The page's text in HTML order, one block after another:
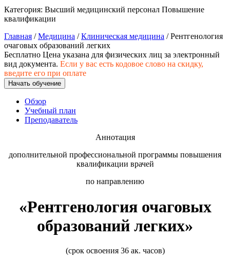
Управление административно-
хозяйственной деятельностью
Техника-технологии
Прикладная геология, горное дело,
Техника и технологии наземного
Техника и технологии строительства
Ядерная энергетика и технологии
Культура и спорт
Физкультура и спорт
Категория: Высший медицинский персонал Повышение
квалификации
Главная /Медицина /Клиническая медицина / Рентгенология
очаговых образований легких
Бесплатно Цена указана для физических лиц за электронный
вид документа. Если у вас есть кодовое слово на скидку,
введите его при оплате
Начать обучение
Обзор
Учебный план
Преподаватель
Аннотация
дополнительной профессиональной программы повышения
квалификации врачей
по направлению
«Рентгенология очаговых
образований легких»
(срок освоения 36 ак. часов)